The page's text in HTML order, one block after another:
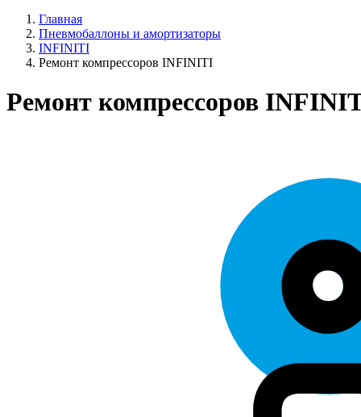
Главная
Пневмобаллоны и амортизаторы
INFINITI
Ремонт компрессоров INFINITI
Ремонт компрессоров